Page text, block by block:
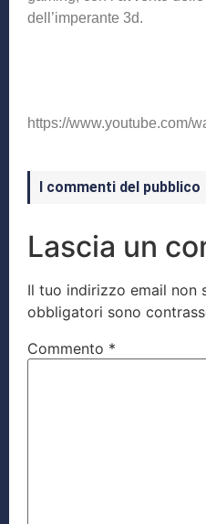
dell’imperante 3d.
https://www.youtube.com/
I commenti del pubblico
Lascia un
Il tuo indirizzo email non
obbligatori sono
Commento *